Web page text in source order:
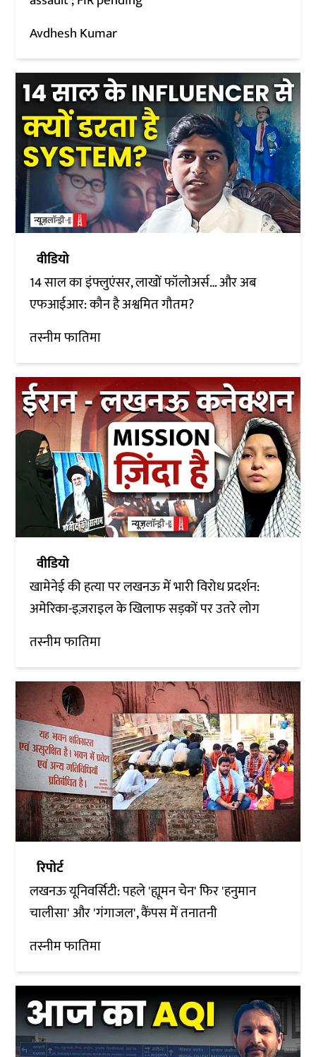
Avdhesh Kumar
वीडियो
14 साल का इंफ्लुएंसर, लाखों फॉलोअर्स… और अब
एफआईआर: कौन है अश्वमित गौतम?
तस्नीम फातिमा
वीडियो
खामेनेई की हत्या पर लखनऊ में भारी विरोध प्रदर्शन:
अमेरिका-इज़राइल के खिलाफ सड़कों पर उतरे लोग
तस्नीम फातिमा
रिपोर्ट
लखनऊ यूनिवर्सिटी: पहले 'ह्यूमन चेन' फिर 'हनुमान
चालीसा' और 'गंगाजल', कैंपस में तनातनी
तस्नीम फातिमा